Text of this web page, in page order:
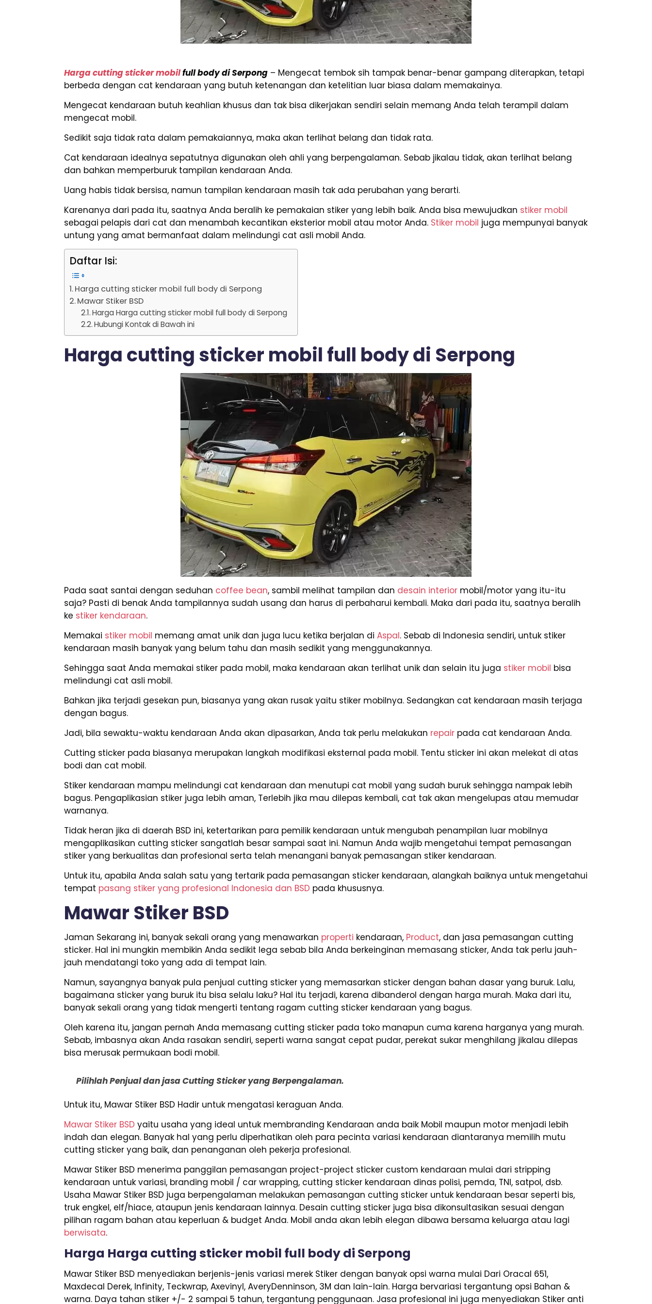
Harga cutting sticker mobilfull body di Serpong – Mengecat tembok sih tampak benar-benar gampang diterapkan, tetapi
berbeda dengan cat kendaraan yang butuh ketenangan dan ketelitian luar biasa dalam memakainya.
Mengecat kendaraan butuh keahlian khusus dan tak bisa dikerjakan sendiri selain memang Anda telah terampil dalam
mengecat mobil.
Sedikit saja tidak rata dalam pemakaiannya, maka akan terlihat belang dan tidak rata.
Cat kendaraan idealnya sepatutnya digunakan oleh ahli yang berpengalaman. Sebab jikalau tidak, akan terlihat belang
dan bahkan memperburuk tampilan kendaraan Anda.
Uang habis tidak bersisa, namun tampilan kendaraan masih tak ada perubahan yang berarti.
Karenanya dari pada itu, saatnya Anda beralih ke pemakaian stiker yang lebih baik. Anda bisa mewujudkan stiker mobil
sebagai pelapis dari cat dan menambah kecantikan eksterior mobil atau motor Anda. Stiker mobil juga mempunyai banyak
untung yang amat bermanfaat dalam melindungi cat asli mobil Anda.
Daftar Isi:
Harga cutting sticker mobil full body di Serpong
Mawar Stiker BSD
Harga Harga cutting sticker mobil full body di Serpong
Hubungi Kontak di Bawah ini
Harga cutting sticker mobil full body di Serpong
Pada saat santai dengan seduhan coffee bean, sambil melihat tampilan dan desain interior mobil/motor yang itu-itu
saja? Pasti di benak Anda tampilannya sudah usang dan harus di perbaharui kembali. Maka dari pada itu, saatnya beralih
ke stiker kendaraan.
Memakai stiker mobil memang amat unik dan juga lucu ketika berjalan diAspal. Sebab di Indonesia sendiri, untuk stiker
kendaraan masih banyak yang belum tahu dan masih sedikit yang menggunakannya.
Sehingga saat Anda memakai stiker pada mobil, maka kendaraan akan terlihat unik dan selain itu juga stiker mobil bisa
melindungi cat asli mobil.
Bahkan jika terjadi gesekan pun, biasanya yang akan rusak yaitu stiker mobilnya. Sedangkan cat kendaraan masih terjaga
dengan bagus.
Jadi, bila sewaktu-waktu kendaraan Anda akan dipasarkan, Anda tak perlu melakukan repair pada cat kendaraan Anda.
Cutting sticker pada biasanya merupakan langkah modifikasi eksternal pada mobil. Tentu sticker ini akan melekat di atas
bodi dan cat mobil.
Stiker kendaraan mampu melindungi cat kendaraan dan menutupi cat mobil yang sudah buruk sehingga nampak lebih
bagus. Pengaplikasian stiker juga lebih aman, Terlebih jika mau dilepas kembali, cat tak akan mengelupas atau memudar
warnanya.
Tidak heran jika di daerah BSD ini, ketertarikan para pemilik kendaraan untuk mengubah penampilan luar mobilnya
mengaplikasikan cutting sticker sangatlah besar sampai saat ini. Namun Anda wajib mengetahui tempat pemasangan
stiker yang berkualitas dan profesional serta telah menangani banyak pemasangan stiker kendaraan.
Untuk itu, apabila Anda salah satu yang tertarik pada pemasangan sticker kendaraan, alangkah baiknya untuk mengetahui
tempat pasang stiker yang profesional Indonesia dan BSD pada khususnya.
Mawar Stiker BSD
Jaman Sekarang ini, banyak sekali orang yang menawarkan properti kendaraan, Product, dan jasa pemasangan cutting
sticker. Hal ini mungkin membikin Anda sedikit lega sebab bila Anda berkeinginan memasang sticker, Anda tak perlu jauh-
jauh mendatangi toko yang ada di tempat lain.
Namun, sayangnya banyak pula penjual cutting sticker yang memasarkan sticker dengan bahan dasar yang buruk. Lalu,
bagaimana sticker yang buruk itu bisa selalu laku? Hal itu terjadi, karena dibanderol dengan harga murah. Maka dari itu,
banyak sekali orang yang tidak mengerti tentang ragam cutting sticker kendaraan yang bagus.
Oleh karena itu, jangan pernah Anda memasang cutting sticker pada toko manapun cuma karena harganya yang murah.
Sebab, imbasnya akan Anda rasakan sendiri, seperti warna sangat cepat pudar, perekat sukar menghilang jikalau dilepas
bisa merusak permukaan bodi mobil.
Pilihlah Penjual dan jasa Cutting Sticker yang Berpengalaman.
Untuk itu, Mawar Stiker BSD Hadir untuk mengatasi keraguan Anda.
Mawar Stiker BSD yaitu usaha yang ideal untuk membranding Kendaraan anda baik Mobil maupun motor menjadi lebih
indah dan elegan. Banyak hal yang perlu diperhatikan oleh para pecinta variasi kendaraan diantaranya memilih mutu
cutting sticker yang baik, dan penanganan oleh pekerja profesional.
Mawar Stiker BSD menerima panggilan pemasangan project-project sticker custom kendaraan mulai dari stripping
kendaraan untuk variasi, branding mobil / car wrapping, cutting sticker kendaraan dinas polisi, pemda, TNI, satpol, dsb.
Usaha Mawar Stiker BSD juga berpengalaman melakukan pemasangan cutting sticker untuk kendaraan besar seperti bis,
truk engkel, elf/hiace, ataupun jenis kendaraan lainnya. Desain cutting sticker juga bisa dikonsultasikan sesuai dengan
pilihan ragam bahan atau keperluan & budget Anda. Mobil anda akan lebih elegan dibawa bersama keluarga atau lagi
berwisata.
Harga Harga cutting sticker mobil full body di Serpong
Mawar Stiker BSD menyediakan berjenis-jenis variasi merek Stiker dengan banyak opsi warna mulai Dari Oracal 651,
Maxdecal Derek, Infinity, Teckwrap, Axevinyl, AveryDenninson, 3M dan lain-lain. Harga bervariasi tergantung opsi Bahan &
warna. Daya tahan stiker +/- 2 sampai 5 tahun, tergantung penggunaan. Jasa profesional ini juga menyediakan Stiker anti